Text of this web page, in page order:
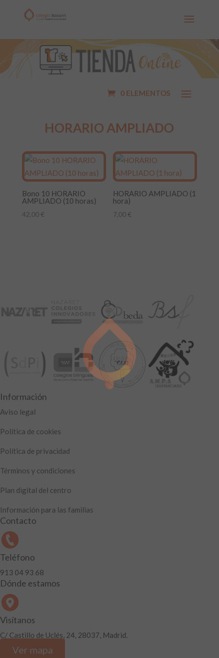
0 ELEMENTOS
HORARIO AMPLIADO
Bono 10 HORARIO
AMPLIADO (10 horas)
42,00 €
HORARIO AMPLIADO (1
hora)
7,00 €
Información
Aviso legal
Política de cookies
Política de privacidad
Términos y condiciones
Plan digital del centro
Información para las familias
Contacto
Teléfono
913 04 93 68
Dónde estamos
Visítanos
C/ Castillo de Uclés, 24, 28037, Madrid.
Ver mapa